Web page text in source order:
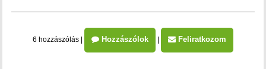
6 hozzászólás Hozzászólok Feliratkozom